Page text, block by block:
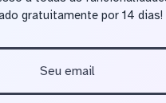
gratuitamente por 14 dias!